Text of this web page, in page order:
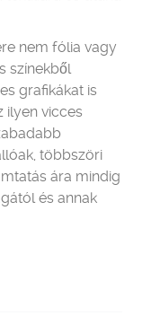
nem fólia vagy
színekből
grafikákat is
ilyen vicces
többszöri
ára mindig
és annak